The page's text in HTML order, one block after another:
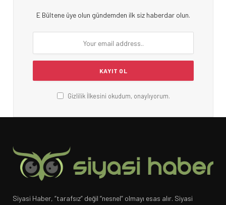
E Bültene üye olun gündemden ilk siz haberdar olun.
Gizlilik İlkesini okudum, onaylıyorum.
Siyasi Haber, “tarafsız” değil “nesnel” olmayı esas alır. Siyasi